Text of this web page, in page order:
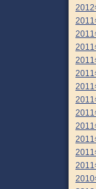
2012
2011
2011
2011
2011
2011
2011
2011
2011
2011
2011
2011
2011
2010